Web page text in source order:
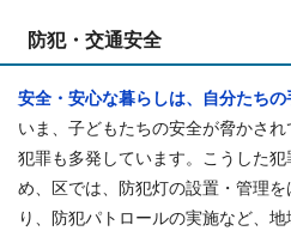
防犯・交通安全
安全・安心な暮らしは、自分たちの
いま、子どもたちの安全が脅かさ
犯罪も多発しています。こうした
め、区では、防犯灯の設置・管理
り、防犯パトロールの実施など、